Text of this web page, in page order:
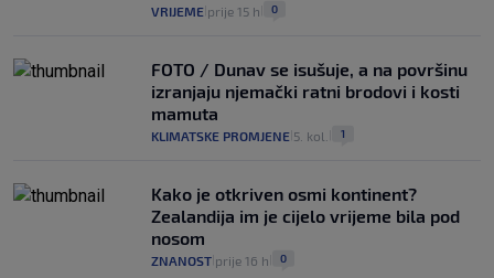
VRIJEME prije 15 h 0
FOTO / Dunav se isušuje, a na površinu
izranjaju njemački ratni brodovi i kosti
mamuta
KLIMATSKE PROMJENE 5. kol. 1
Kako je otkriven osmi kontinent?
Zealandija im je cijelo vrijeme bila pod
nosom
ZNANOST prije 16 h 0